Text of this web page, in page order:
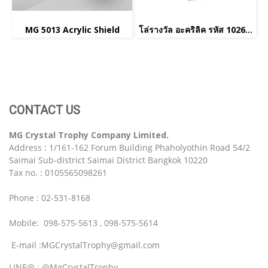
MG 5013 Acrylic Shield โล่รางวัล อะคริลิค รหัส 1026(copy)(copy)
CONTACT US
MG Crystal Trophy Company Limited.
Address : 1/161-162 Forum Building Phaholyothin Road 54/2
Saimai Sub-district Saimai District Bangkok 10220
Tax no. : 0105565098261
Phone : 02-531-8168
Mobile: 098-575-5613 , 098-575-5614
E-mail :MGCrystalTrophy@gmail.com